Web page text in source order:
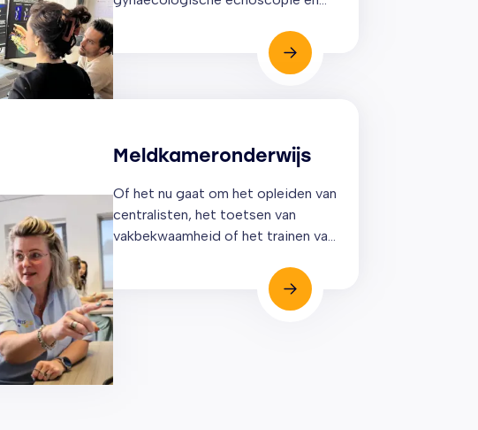
je nu een eigen praktijk hebt,
studeert of werkt in een ziekenhuis
Meldkameronderwijs
Of het nu gaat om het opleiden van
centralisten, het toetsen van
vakbekwaamheid of het trainen van
opleidingspakket dat aansluit op